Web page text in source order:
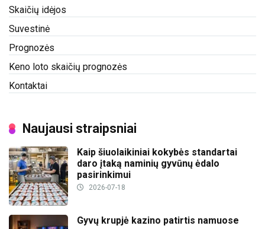
Skaičių idėjos
Suvestinė
Prognozės
Keno loto skaičių prognozės
Kontaktai
Naujausi straipsniai
Kaip šiuolaikiniai kokybės standartai
daro įtaką naminių gyvūnų ėdalo
pasirinkimui
2026-07-18
Gyvų krupjė kazino patirtis namuose